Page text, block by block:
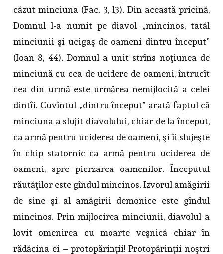
căzut minciuna (Fac. 3, l3). Din această pricină,
Domnul l-a numit pe diavol „mincinos, tatăl
minciunii şi ucigaş de oameni dintru început”
(Ioan 8, 44). Domnul a unit strîns noţiunea de
minciună cu cea de ucidere de oameni, întrucît
cea din urmă este urmărea nemijlocită a celei
dintîi. Cuvîntul „dintru început” arată faptul că
minciuna a slujit diavolului, chiar de la început,
ca armă pentru uciderea de oameni, şi îi slujeşte
în chip statornic ca armă pentru uciderea de
oameni, spre pierzarea oamenilor. Începutul
răutăţilor este gîndul mincinos. Izvorul amăgirii
de sine şi al amăgirii demonice este gîndul
mincinos. Prin mijlocirea minciunii, diavolul a
lovit omenirea cu moarte veşnică chiar în
rădăcina ei – protopărinţii! Protopărinţii noştri